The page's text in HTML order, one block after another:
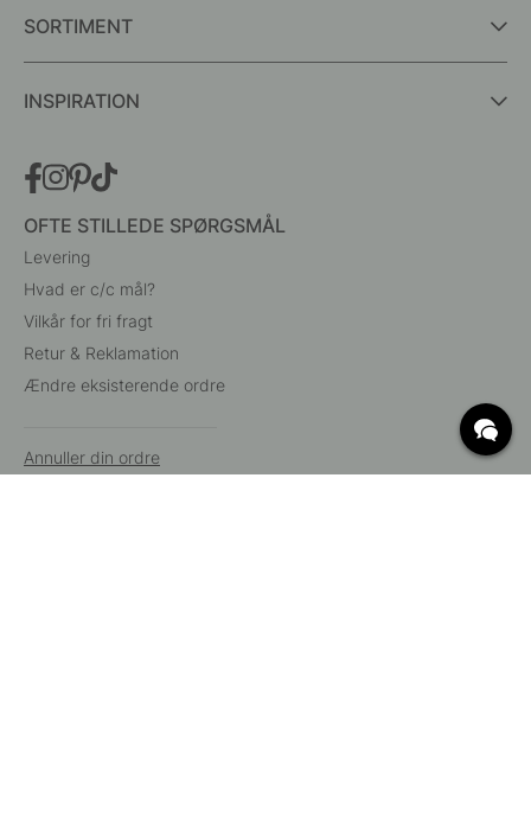
SORTIMENT
INSPIRATION
OFTE STILLEDE SPØRGSMÅL
Levering
Hvad er c/c mål?
Vilkår for fri fragt
Retur & Reklamation
Ændre eksisterende ordre
Annuller din ordre